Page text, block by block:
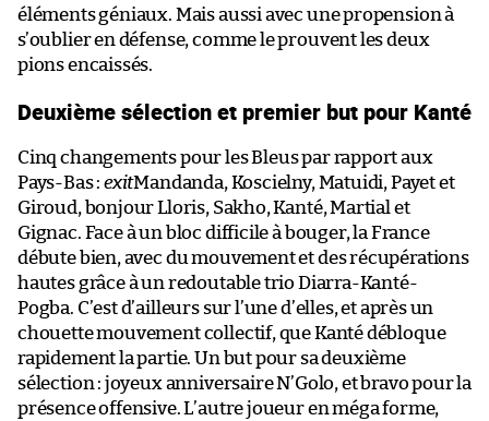
éléments géniaux. Mais aussi avec une propension à
s’oublier en défense, comme le prouvent les deux
pions encaissés.
Deuxième sélection et premier but pour Kanté
Cinq changements pour les Bleus par rapport aux
Pays-Bas :exitMandanda, Koscielny, Matuidi, Payet et
Giroud, bonjour Lloris, Sakho, Kanté, Martial et
Gignac. Face à un bloc difficile à bouger, la France
débute bien, avec du mouvement et des récupérations
hautes grâce à un redoutable trio Diarra-Kanté-
Pogba. C’est d’ailleurs sur l’une d’elles, et après un
chouette mouvement collectif, que Kanté débloque
rapidement la partie. Un but pour sa deuxième
sélection : joyeux anniversaire N’Golo, et bravo pour la
présence offensive. L’autre joueur en méga forme,